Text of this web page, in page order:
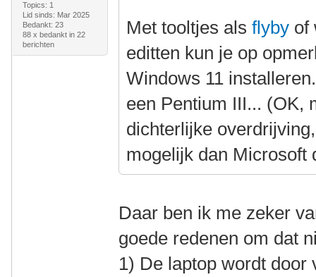
Topics: 1
Lid sinds: Mar 2025
Bedankt: 23
88 x bedankt in 22
berichten
Met tooltjes alsflyby of
editten kun je op
Windows 11
een Pentium III... (OK,
dichterlijke
mogelijk dan Microsoft
Daar ben ik me zeker
goede redenen om dat
1) De laptop wordt